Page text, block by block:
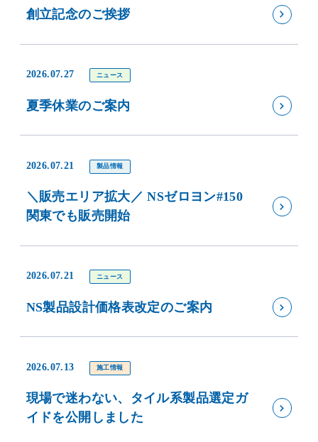
創立記念のご挨拶
2026.07.27 ニュース
夏季休業のご案内
2026.07.21 製品情報
＼販売エリア拡大／ NSゼロヨン#150
関東でも販売開始
2026.07.21 ニュース
NS製品設計価格表改定のご案内
2026.07.13 施工情報
現場で迷わない、タイル系製品選定ガ
イドを公開しました